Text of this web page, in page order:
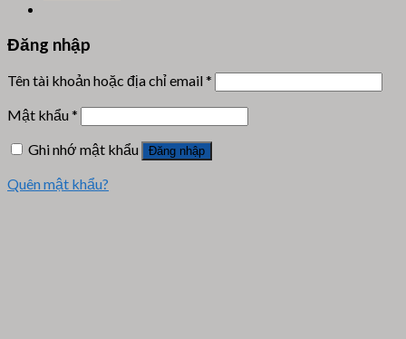
Đăng nhập
Tên tài khoản hoặc địa chỉ email*
Mật khẩu*
Ghi nhớ mật khẩu
Đăng nhập
Quên mật khẩu?